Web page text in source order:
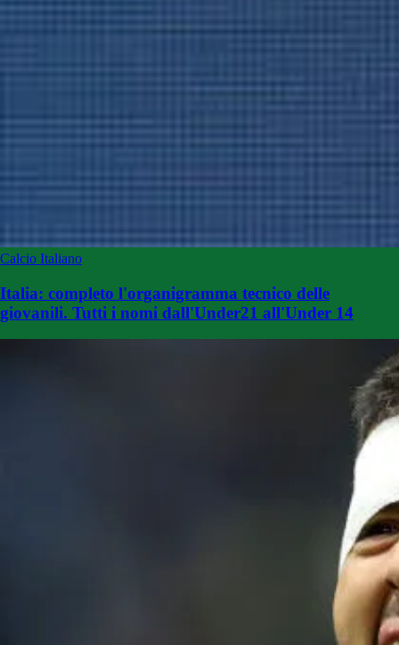
Calcio Italiano
Italia: completo l'organigramma tecnico delle
giovanili. Tutti i nomi dall'Under21 all'Under 14